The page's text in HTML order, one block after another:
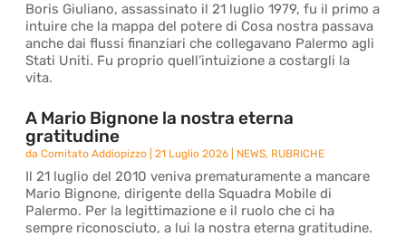
Boris Giuliano, assassinato il 21 luglio 1979, fu il primo a
intuire che la mappa del potere di Cosa nostra passava
anche dai flussi finanziari che collegavano Palermo agli
Stati Uniti. Fu proprio quell’intuizione a costargli la
vita.
A Mario Bignone la nostra eterna
gratitudine
daComitato Addiopizzo |21 Luglio 2026 NEWS, RUBRICHE
Il 21 luglio del 2010 veniva prematuramente a mancare
Mario Bignone, dirigente della Squadra Mobile di
Palermo. Per la legittimazione e il ruolo che ci ha
sempre riconosciuto, a lui la nostra eterna gratitudine.